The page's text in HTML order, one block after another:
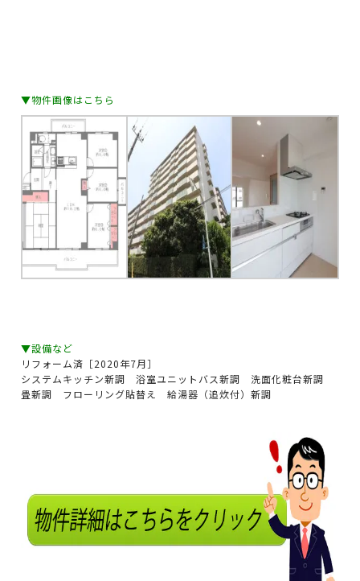
▼物件画像はこちら
▼設備など
リフォーム済［2020年7月］
システムキッチン新調 浴室ユニットバス新調 洗面化粧台新調
畳新調 フローリング貼替え 給湯器（追炊付）新調